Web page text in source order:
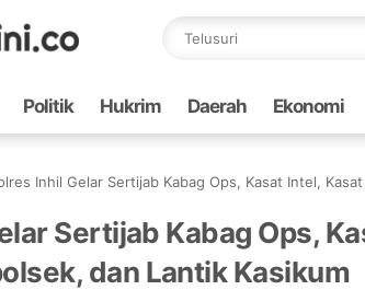
Politik Hukrim Daerah Ekonomi
Inhil Gelar Sertijab Kabag Ops, Kasat Intel,
Sertijab Kabag Ops,
dan Lantik Kasikum